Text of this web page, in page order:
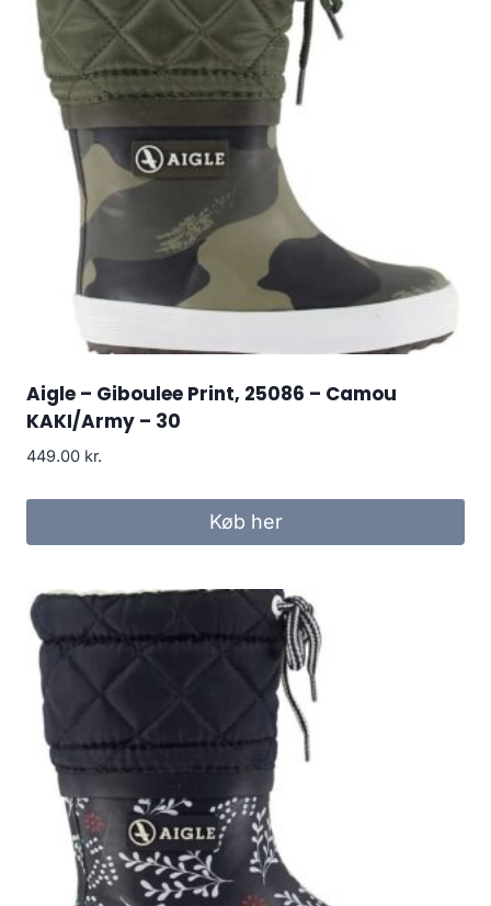
Aigle – Giboulee Print, 25086 – Camou
KAKI/Army – 30
449.00 kr.
Køb her